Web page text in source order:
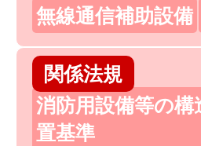
無線通信補助設備
関係法規
消防用設備等の
置基準